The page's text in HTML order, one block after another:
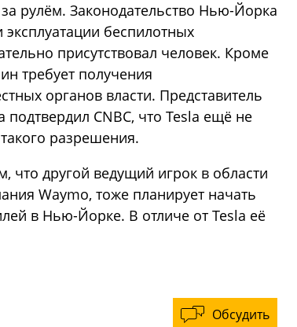
рулём. Законодательство Нью-Йорка
беспилотных
присутствовал человек. Кроме
требует получения
органов власти. Представитель
CNBC, что Tesla ещё не
разрешения.
что другой ведущий игрок в области
Waymo, тоже планирует начать
в Нью-Йорке. В отличе от Tesla её
Обсудить